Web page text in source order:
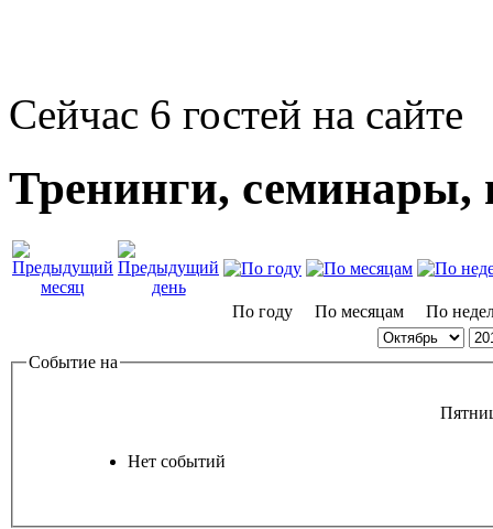
Сейчас 6 гостей на сайте
Тренинги, семинары,
По году По месяцам По
Событие на
Нет событий